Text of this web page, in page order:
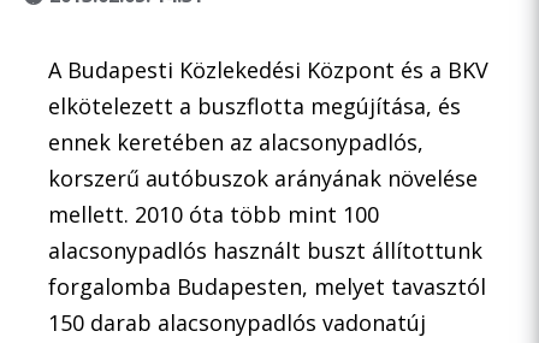
A Budapesti Közlekedési Központ és a BKV
elkötelezett a buszflotta megújítása, és
ennek keretében az alacsonypadlós,
korszerű autóbuszok arányának növelése
mellett. 2010 óta több mint 100
alacsonypadlós használt buszt állítottunk
forgalomba Budapesten, melyet tavasztól
150 darab alacsonypadlós vadonatúj